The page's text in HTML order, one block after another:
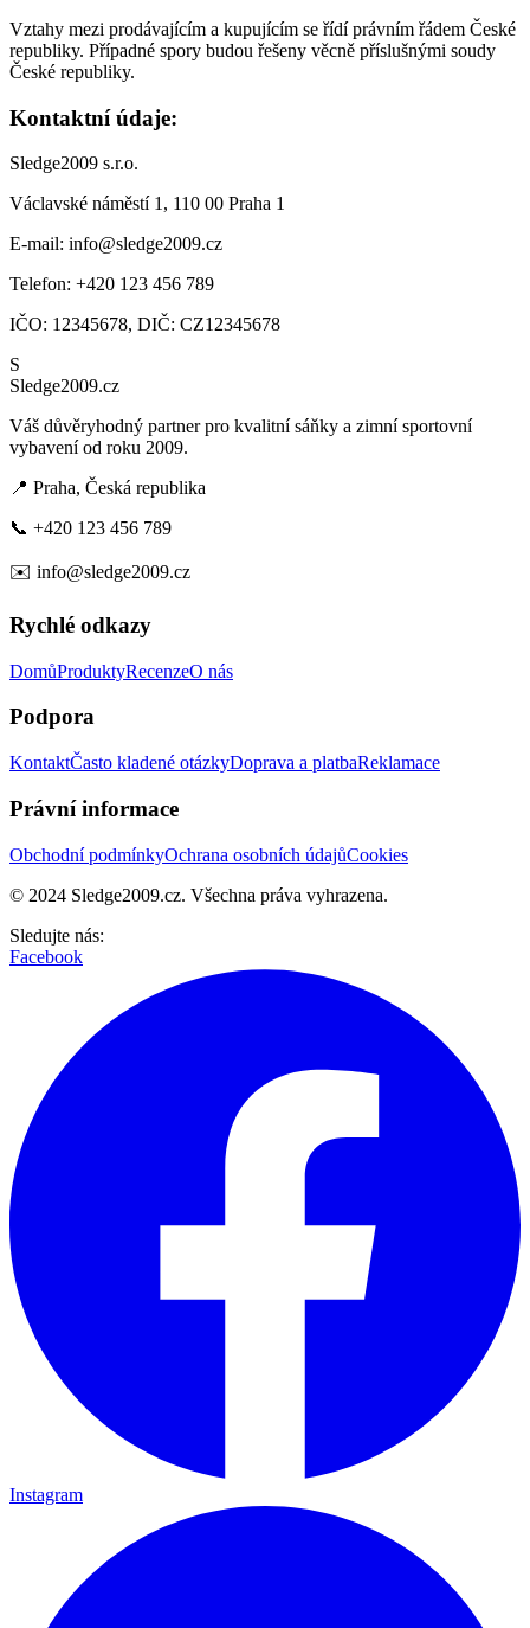
Vztahy mezi prodávajícím a kupujícím se řídí právním řádem České
republiky. Případné spory budou řešeny věcně příslušnými soudy
České republiky.
Kontaktní údaje:
Sledge2009 s.r.o.
Václavské náměstí 1, 110 00 Praha 1
E-mail: info@sledge2009.cz
Telefon: +420 123 456 789
IČO: 12345678, DIČ: CZ12345678
S
Sledge2009.cz
Váš důvěryhodný partner pro kvalitní sáňky a zimní sportovní
vybavení od roku 2009.
📍 Praha, Česká republika
📞 +420 123 456 789
✉️ info@sledge2009.cz
Rychlé odkazy
DomůProduktyRecenzeO nás
Podpora
KontaktČasto kladené otázkyDoprava a platbaReklamace
Právní informace
Obchodní podmínkyOchrana osobních údajůCookies
© 2024 Sledge2009.cz. Všechna práva vyhrazena.
Sledujte nás:
Facebook
Instagram